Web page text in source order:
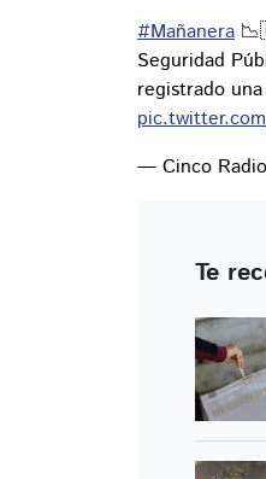
#Mañanera
Seguridad
registrado
— Cinco
Te